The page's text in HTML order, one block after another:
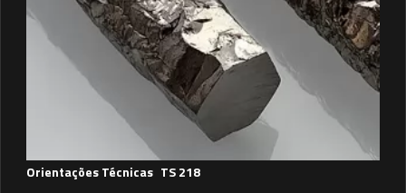
Orientações Técnicas TS 218